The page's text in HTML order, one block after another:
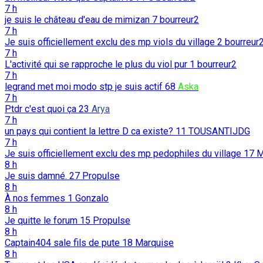
7 h
je suis le château d'eau de mimizan 7 bourreur2
7 h
Je suis officiellement exclu des mp viols du village 2 bourreur2
7 h
L'activité qui se rapproche le plus du viol pur 1 bourreur2
7 h
legrand met moi modo stp je suis actif 68 Aska
7 h
Ptdr c'est quoi ça 23 Arya
7 h
un pays qui contient la lettre D ca existe? 11 TOUSANTIJDG
7 h
Je suis officiellement exclu des mp pedophiles du village 17
8 h
Je suis damné. 27 Propulse
8 h
À nos femmes 1 Gonzalo
8 h
Je quitte le forum 15 Propulse
8 h
Captain404 sale fils de pute 18 Marquise
8 h